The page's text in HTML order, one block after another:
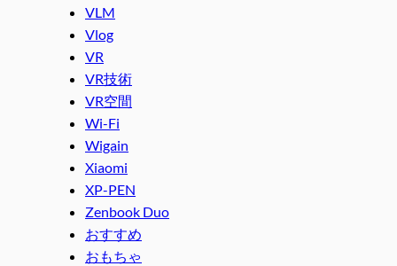
VLM
Vlog
VR
VR技術
VR空間
Wi-Fi
Wigain
Xiaomi
XP-PEN
Zenbook Duo
おすすめ
おもちゃ